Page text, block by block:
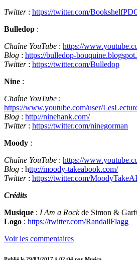
Twitter: https://twitter.com/
Bulledop :
Chaîne YouTube : https://
Blog : https://bulledop-
Twitter: https://twitter.com/Bulledop
Nine :
Chaîne YouTube :
https://www.youtube.com/user/
Blog : http://ninehank.com/
Twitter: https://twitter.com/ninegorman
Moody :
Chaîne YouTube : https://
Blog : http://moody-takeabook.com/
Twitter: https://twitter.com/
Crédits
Musique : I Am a Rockde Simon &
Logo : https://twitter.com/RandallFlagg_
Voir les commentaires
Publié le 29/03/2017 à 02:04 par Musica